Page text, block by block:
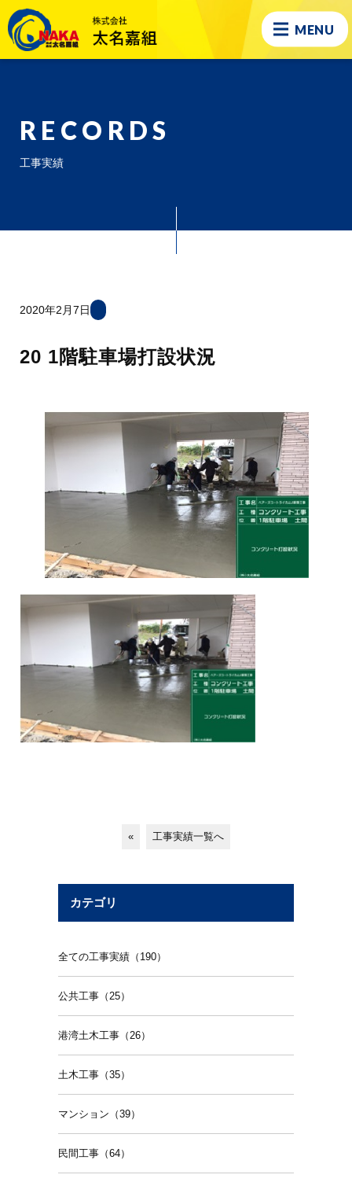
MENU
RECORDS
工事実績
2020年2月7日
20 1階駐車場打設状況
« 工事実績一覧へ
カテゴリ
全ての工事実績（190）
公共工事（25）
港湾土木工事（26）
土木工事（35）
マンション（39）
民間工事（64）